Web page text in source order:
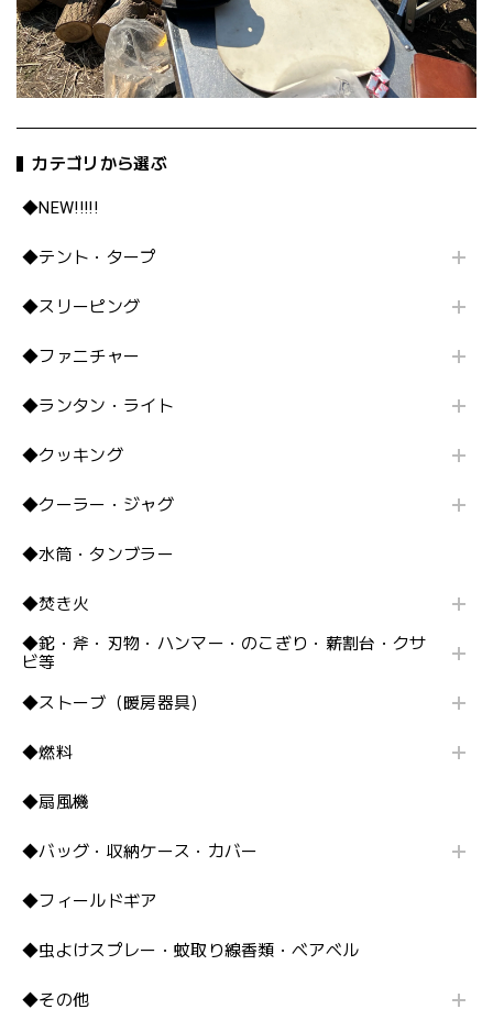
カテゴリから選ぶ
◆NEW!!!!!
◆テント・タープ
◆スリーピング
◆ファニチャー
◆ランタン・ライト
◆クッキング
◆クーラー・ジャグ
◆水筒・タンブラー
◆焚き火
◆鉈・斧・刃物・ハンマー・のこぎり・薪割台・クサ
ビ等
◆ストーブ（暖房器具）
◆燃料
◆扇風機
◆バッグ・収納ケース・カバー
◆フィールドギア
◆虫よけスプレー・蚊取り線香類・ベアベル
◆その他